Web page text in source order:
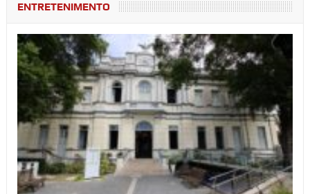
ENTRETENIMENTO